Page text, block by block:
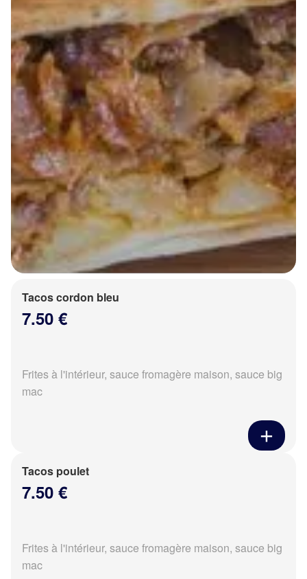
Tacos cordon bleu
7.50 €
Frites à l'intérieur, sauce fromagère maison, sauce big
mac
Tacos poulet
7.50 €
Frites à l'intérieur, sauce fromagère maison, sauce big
mac